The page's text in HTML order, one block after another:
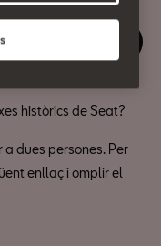
històrics de Seat?
a dues persones. Per
enllaç i omplir el